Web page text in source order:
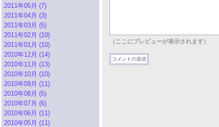
2011年05月 (7)
2011年04月 (3)
2011年03月 (5)
2011年02月 (10)
2011年01月 (10)
2010年12月 (14)
2010年11月 (13)
2010年10月 (10)
2010年09月 (11)
2010年08月 (5)
2010年07月 (6)
2010年06月 (11)
2010年05月 (11)
（ここにプレビューが表示されます）